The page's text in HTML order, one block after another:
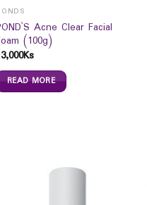
Acne Clear Facial
(100g)
Ks
READ MORE